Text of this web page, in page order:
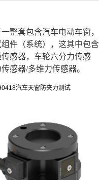
整套包含汽车电动车窗，
件（系统），这其中包含
感器，车轮六分力传感
感器/多维力传感器。
汽车天窗防夹力测试